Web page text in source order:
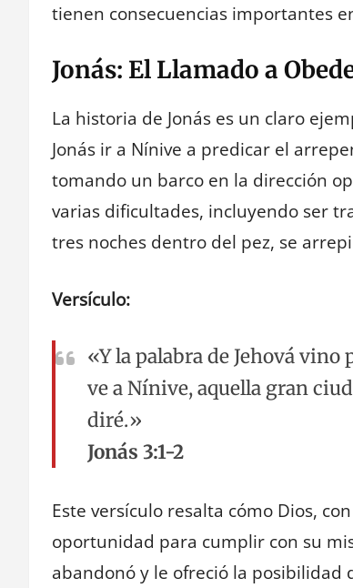
tienen consecuencias importantes
Jonás: El Llamado a
La historia de Jonás es un claro
Jonás ir a Nínive a predicar el
tomando un barco en la dirección
varias dificultades, incluyendo ser
tres noches dentro del pez, se
Versículo:
«Y la palabra de Jehová vino
ve a Nínive, aquella gran
diré.»
Jonás 3:1-2
Este versículo resalta cómo Dios,
oportunidad para cumplir con su
abandonó y le ofreció la posibilidad